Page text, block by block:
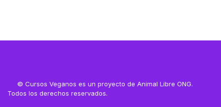
© Cursos Veganos es un proyecto de Animal Libre ONG.
Todos los derechos reservados.